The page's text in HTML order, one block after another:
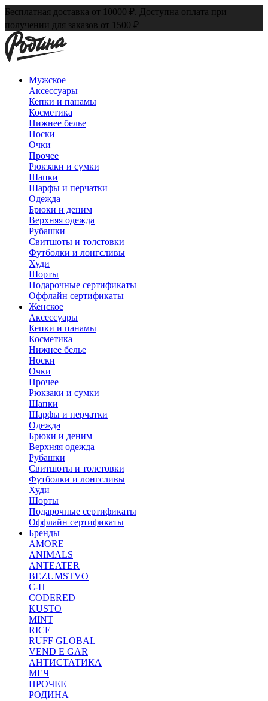
Бесплатная доставка от 10000 ₽. Доступна оплата при
получении для заказов от 1500 ₽
Мужское
Аксессуары
Кепки и панамы
Косметика
Нижнее белье
Носки
Очки
Прочее
Рюкзаки и сумки
Шапки
Шарфы и перчатки
Одежда
Брюки и деним
Верхняя одежда
Рубашки
Свитшоты и толстовки
Футболки и лонгсливы
Худи
Шорты
Подарочные сертификаты
Оффлайн сертификаты
Женское
Аксессуары
Кепки и панамы
Косметика
Нижнее белье
Носки
Очки
Прочее
Рюкзаки и сумки
Шапки
Шарфы и перчатки
Одежда
Брюки и деним
Верхняя одежда
Рубашки
Свитшоты и толстовки
Футболки и лонгсливы
Худи
Шорты
Подарочные сертификаты
Оффлайн сертификаты
Бренды
AMORE
ANIMALS
ANTEATER
BEZUMSTVO
C-H
CODERED
KUSTO
MINT
RICE
RUFF GLOBAL
VEND E GAR
АНТИСТАТИКА
МЕЧ
ПРОЧЕЕ
РОДИНА